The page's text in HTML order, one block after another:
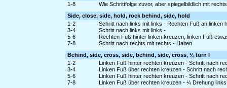
1-8
Wie Schrittfolge zuvor, aber spiegelbildlich mit
Side, close, side, hold, rock behind, side, hold
1-2
Schritt nach links mit links - Rechten Fuß an linken
3-4
Schritt nach links mit links -
5-6
Rechten Fuß hinter linken kreuzen, linken Fuß
7-8
Schritt nach rechts mit rechts - Halten
Behind, side, cross, side, behind, side, cross, ¼ turn l
1-2
Linken Fuß hinter rechten kreuzen - Schritt nach
3-4
Linken Fuß über rechten kreuzen - Schritt nach
5-6
Linken Fuß hinter rechten kreuzen - Schritt nach
7-8
Linken Fuß über rechten kreuzen - ¼ Drehung